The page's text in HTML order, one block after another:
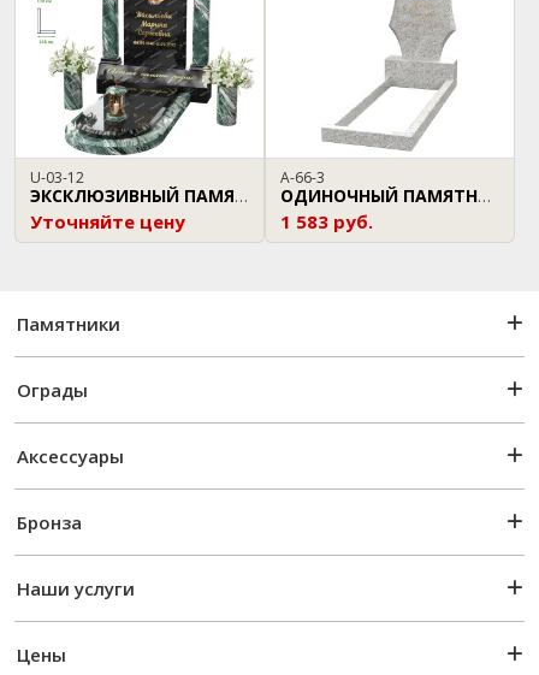
U-03-12
ЭКСКЛЮЗИВНЫЙ ПАМЯТНИК
Уточняйте цену
A-66-3
ОДИНОЧНЫЙ ПАМЯТНИК
1 583 руб.
Памятники
Ограды
Аксессуары
Бронза
Наши услуги
Цены